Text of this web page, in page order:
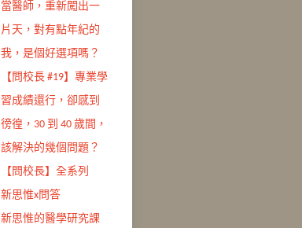
當醫師，重新闖出一
片天，對有點年紀的
我，是個好選項嗎？
【問校長 #19】專業學
習成績還行，卻感到
徬徨，30 到 40 歲間，
該解決的幾個問題？
【問校長】全系列
新思惟x問答
新思惟的醫學研究課